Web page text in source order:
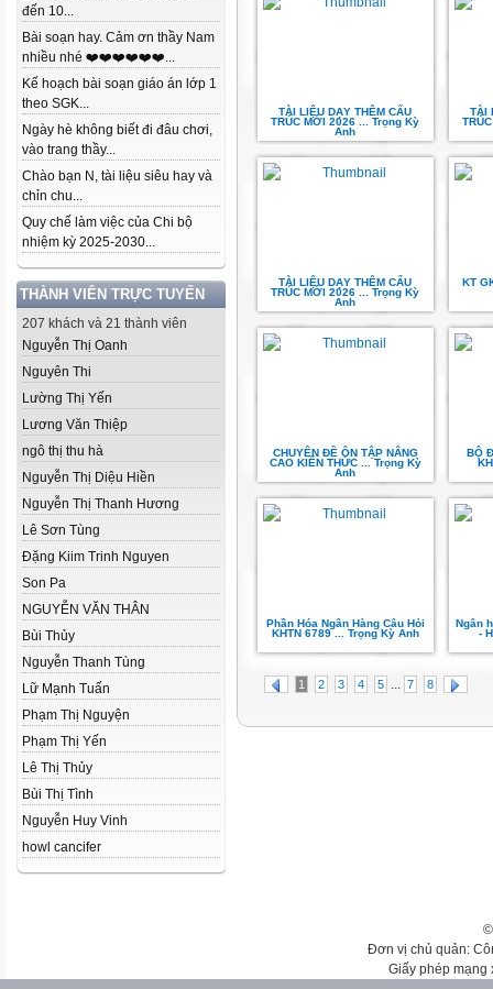
đến 10...
Bài soạn hay. Cảm ơn thầy Nam
nhiều nhé ❤️❤️❤️❤️❤️❤️...
Kế hoạch bài soạn giáo án lớp 1
theo SGK...
Ngày hè không biết đi đâu chơi,
vào trang thầy...
Chào bạn N, tài liệu siêu hay và
chỉn chu...
Quy chế làm việc của Chi bộ
nhiệm kỳ 2025-2030...
THÀNH VIÊN TRỰC TUYẾN
207 khách và 21 thành viên
Nguyễn Thị Oanh
Nguyên Thi
Lường Thị Yến
Lương Văn Thiệp
ngô thị thu hà
Nguyễn Thị Diệu Hiền
Nguyễn Thị Thanh Hương
Lê Sơn Tùng
Đặng Kiim Trinh Nguyen
Son Pa
NGUYỄN VĂN THÂN
Bùi Thủy
Nguyễn Thanh Tùng
Lữ Mạnh Tuấn
Phạm Thị Nguyện
Phạm Thị Yến
Lê Thị Thủy
Bùi Thị Tình
Nguyễn Huy Vinh
howl cancifer
TÀI LIỆU DẠY THÊM CẤU
TRÚC MỚI 2026 ... Trọng Kỳ
Anh
TÀI
TÀI LIỆU DẠY THÊM CẤU
TRÚC MỚI 2026 ... Trọng Kỳ
Anh
KT
CHUYÊN ĐỀ ÔN TẬP NÂNG
CAO KIẾN THỨC ... Trọng Kỳ
Anh
BỘ
Phần Hóa Ngân Hàng Câu Hỏi
KHTN 6789 ... Trọng Kỳ Anh
Ngân
-
1 2 3 4 5 ... 7 8
Đơn vị chủ quản:
Giấy phép mạng